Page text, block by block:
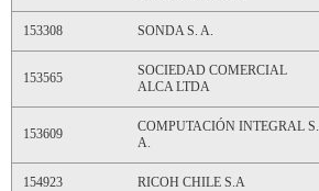
153308 SONDA S. A.
153565
SOCIEDAD COMERCIAL
ALCA LTDA
153609
COMPUTACIÓN INTEGRAL S.
A.
154923 RICOH CHILE S.A